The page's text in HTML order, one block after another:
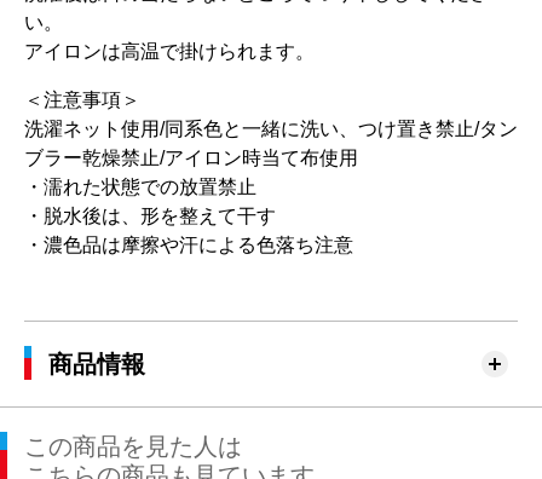
い。
アイロンは高温で掛けられます。
＜注意事項＞
洗濯ネット使用/同系色と一緒に洗い、つけ置き禁止/タン
ブラー乾燥禁止/アイロン時当て布使用
・濡れた状態での放置禁止
・脱水後は、形を整えて干す
・濃色品は摩擦や汗による色落ち注意
商品情報
この商品を見た人は